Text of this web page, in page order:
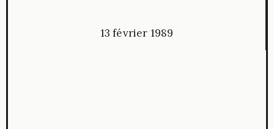
13 février 1989